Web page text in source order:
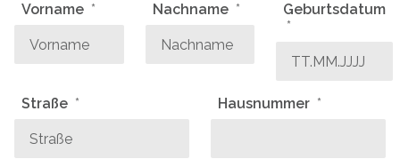
Vorname Nachname Geburtsdatum
Straße Hausnummer